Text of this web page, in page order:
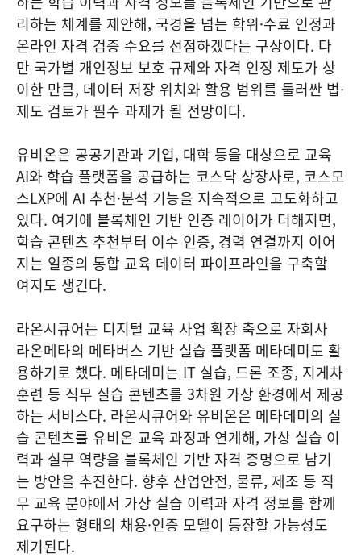
리하는 체계를 제안해, 국경을 넘는 학위·수료 인정과
온라인 자격 검증 수요를 선점하겠다는 구상이다. 다
만 국가별 개인정보 보호 규제와 자격 인정 제도가 상
이한 만큼, 데이터 저장 위치와 활용 범위를 둘러싼 법·
제도 검토가 필수 과제가 될 전망이다.
유비온은 공공기관과 기업, 대학 등을 대상으로 교육
AI와 학습 플랫폼을 공급하는 코스닥 상장사로, 코스모
스LXP에 AI 추천·분석 기능을 지속적으로 고도화하고
있다. 여기에 블록체인 기반 인증 레이어가 더해지면,
학습 콘텐츠 추천부터 이수 인증, 경력 연결까지 이어
지는 일종의 통합 교육 데이터 파이프라인을 구축할
여지도 생긴다.
라온시큐어는 디지털 교육 사업 확장 축으로 자회사
라온메타의 메타버스 기반 실습 플랫폼 메타데미도 활
용하기로 했다. 메타데미는 IT 실습, 드론 조종, 지게차
훈련 등 직무 실습 콘텐츠를 3차원 가상 환경에서 제공
하는 서비스다. 라온시큐어와 유비온은 메타데미의 실
습 콘텐츠를 유비온 교육 과정과 연계해, 가상 실습 이
력과 실무 역량을 블록체인 기반 자격 증명으로 남기
는 방안을 추진한다. 향후 산업안전, 물류, 제조 등 직
무 교육 분야에서 가상 실습 이력과 자격 정보를 함께
요구하는 형태의 채용·인증 모델이 등장할 가능성도
제기된다.